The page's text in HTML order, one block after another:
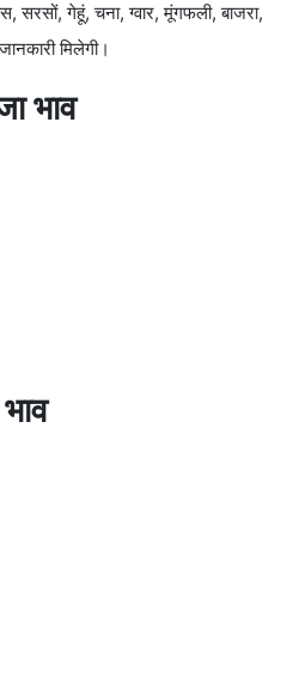
गेहूं, चना, ग्वार, मूंगफली, बाजरा,
मिलेगी।
भाव